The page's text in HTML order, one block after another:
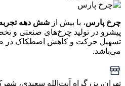
چرخ پارس، با بیش از شش دهه
پیشرو در تولید چرخ‌های صنعتی و
تسهیل حرکت و کاهش اصطکاک در
می‌باشد.
تهران، بزرگراه آیت‌الله سعیدی،